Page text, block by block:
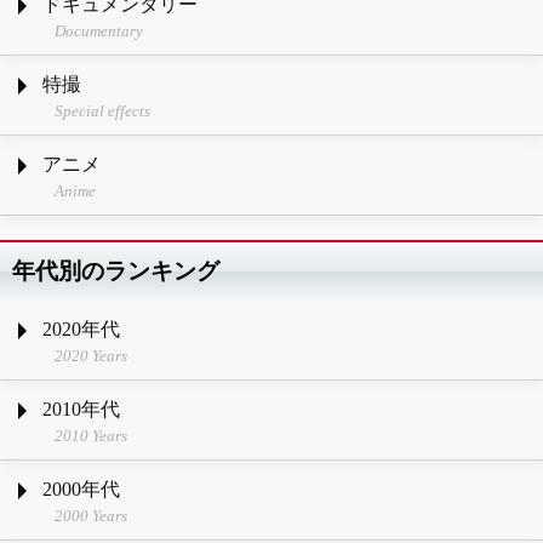
ドキュメンタリー
Documentary
特撮
Special effects
アニメ
Anime
年代別のランキング
2020年代
2020 Years
2010年代
2010 Years
2000年代
2000 Years